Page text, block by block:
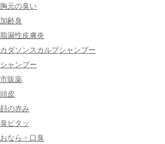
胸元の臭い
加齢臭
脂漏性皮膚炎
カダソンスカルプシャンプー
シャンプー
市販薬
頭皮
顔の赤み
臭ピタッ
おなら・口臭